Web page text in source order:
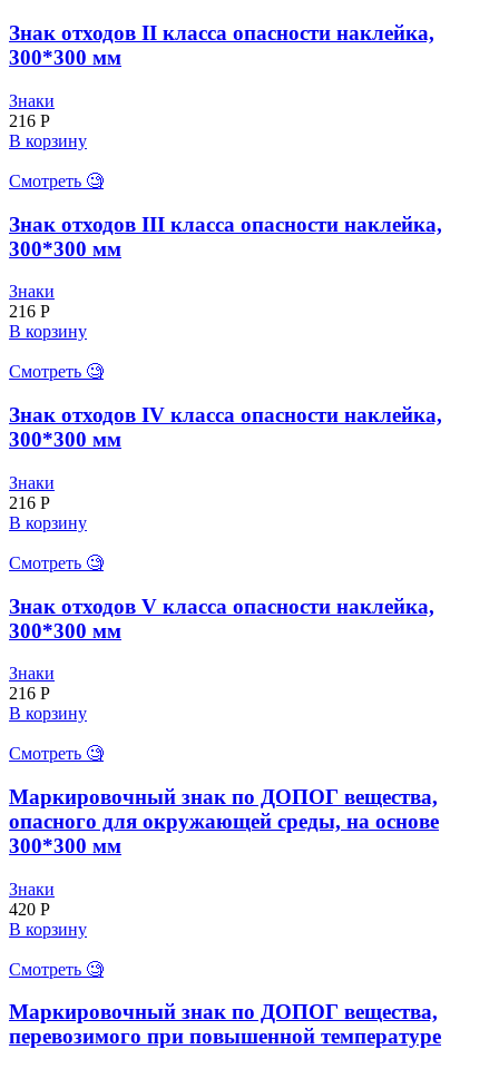
Знак отходов II класса опасности наклейка,
300*300 мм
Знаки
216 Р
В корзину
Смотреть 🧐
Знак отходов III класса опасности наклейка,
300*300 мм
Знаки
216 Р
В корзину
Смотреть 🧐
Знак отходов IV класса опасности наклейка,
300*300 мм
Знаки
216 Р
В корзину
Смотреть 🧐
Знак отходов V класса опасности наклейка,
300*300 мм
Знаки
216 Р
В корзину
Смотреть 🧐
Маркировочный знак по ДОПОГ вещества,
опасного для окружающей среды, на основе
300*300 мм
Знаки
420 Р
В корзину
Смотреть 🧐
Маркировочный знак по ДОПОГ вещества,
перевозимого при повышенной температуре